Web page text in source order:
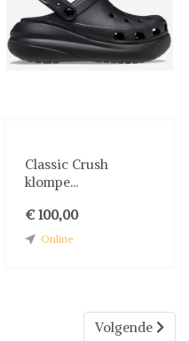
Classic Crush
klompe...
€ 100,00
Online
Volgende